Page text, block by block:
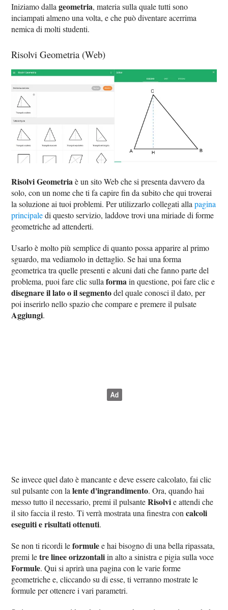
Iniziamo dallageometria, materia sulla quale tutti sono
inciampati almeno una volta, e che può diventare acerrima
nemica di molti studenti.
Risolvi Geometria (Web)
Risolvi Geometriaè un sito Web che si presenta davvero da
solo, con un nome che ti fa capire fin da subito che qui troverai
la soluzione ai tuoi problemi. Per utilizzarlo collegati allapagina
principaledi questo servizio, laddove trovi una miriade di forme
geometriche ad attenderti.
Usarlo è molto più semplice di quanto possa apparire al primo
sguardo, ma vediamolo in dettaglio. Se hai una forma
geometrica tra quelle presenti e alcuni dati che fanno parte del
problema, puoi fare clic sullaformain questione, poi fare clic e
disegnare il lato o il segmentodel quale conosci il dato, per
poi inserirlo nello spazio che compare e premere il pulsate
Aggiungi.
Se invece quel dato è mancante e deve essere calcolato, fai clic
sul pulsante con lalente d'ingrandimento. Ora, quando hai
messo tutto il necessario, premi il pulsanteRisolvie attendi che
il sito faccia il resto. Ti verrà mostrata una finestra concalcoli
eseguiti e risultati ottenuti.
Se non ti ricordi leformulee hai bisogno di una bella ripassata,
premi letre linee orizzontaliin alto a sinistra e pigia sulla voce
Formule. Qui si aprirà una pagina con le varie forme
geometriche e, cliccando su di esse, ti verranno mostrate le
formule per ottenere i vari parametri.